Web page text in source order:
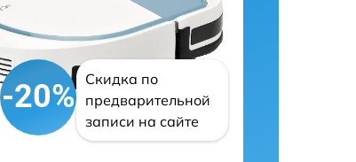
-20%
Скидка по
предварительной
записи на сайте